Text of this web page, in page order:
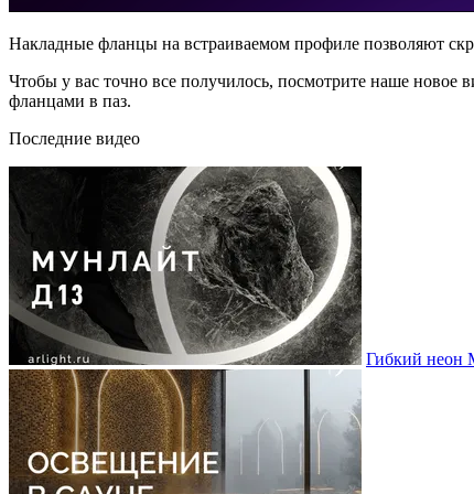
Накладные фланцы на встраиваемом профиле позволяют
Чтобы у вас точно все получилось, посмотрите наше новое
фланцами в паз.
Последние видео
Гибкий неон